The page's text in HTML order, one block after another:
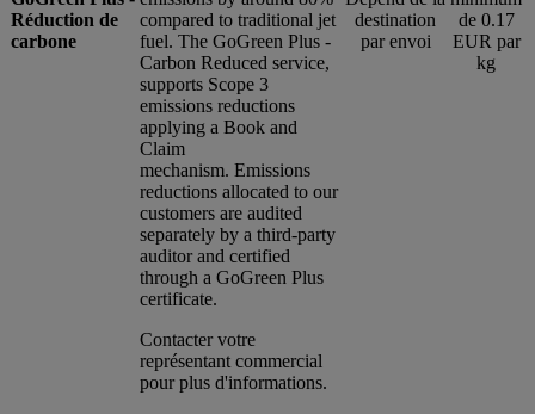
Réduction de
carbone
compared to traditional jet
fuel. The GoGreen Plus -
Carbon Reduced service,
supports Scope 3
emissions reductions
applying a Book and
Claim
mechanism. Emissions
reductions allocated to our
customers are audited
separately by a third-party
auditor and certified
through a GoGreen Plus
certificate.
Contacter votre
représentant commercial
pour plus d'informations.
destination
par envoi
de 0.17
EUR par
kg